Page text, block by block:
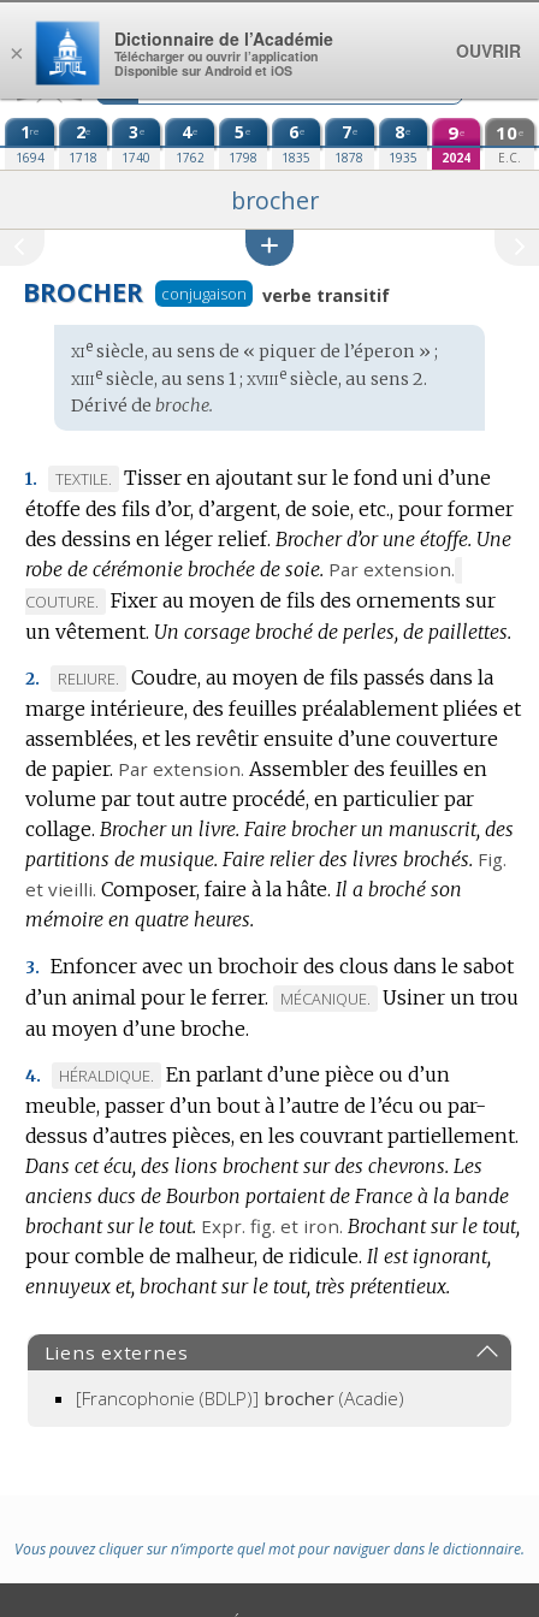
Aller au contenu
1re
1694
2e
1718
3e
1740
4e
1762
5e
1798
6e
1835
7e
1878
8e
1935
9e
2024
10e
E.C.
brocher
BROCHER conjugaison verbe transitif
Étymologie
:
xiesiècle, au sens de « piquer de l’éperon » ;
xiiiesiècle, au sens 1 ; xviiiesiècle, au sens 2.
Dérivé de broche.
1.
MARQUE
DE
DOMAINE
:
TEXTILE.
Tisser en ajoutant sur le fond uni d’une
étoffe des fils d’or, d’argent, de soie, etc., pour former
des dessins en léger relief. Brocher d’or une étoffe. Une
robe de cérémonie brochée de soie. Par extension.
DE
DOMAINE
COUTURE.
Fixer au moyen de fils des ornements sur
un vêtement. Un corsage broché de perles, de paillettes.
2.
MARQUE
DE
DOMAINE
:
RELIURE.
Coudre, au moyen de fils passés dans la
marge intérieure, des feuilles préalablement pliées et
assemblées, et les revêtir ensuite d’une couverture
de papier. Par extension. Assembler des feuilles en
volume par tout autre procédé, en particulier par
collage. Brocher un livre. Faire brocher un manuscrit, des
partitions de musique. Faire relier des livres brochés. Fig.
et vieilli. Composer, faire à la hâte. Il a broché son
mémoire en quatre heures.
3. Enfoncer avec un brochoir des clous dans le sabot
d’un animal pour le ferrer.
MARQUE
MÉCANIQUE.
Usiner un trou
au moyen d’une broche.
4.
MARQUE
DE
DOMAINE
:
HÉRALDIQUE.
En parlant d’une pièce ou d’un
meuble, passer d’un bout à l’autre de l’écu ou par-
dessus d’autres pièces, en les couvrant partiellement.
Dans cet écu, des lions brochent sur des chevrons. Les
anciens ducs de Bourbon portaient de France à la bande
brochant sur le tout. Expr. fig. et iron. Brochant sur le tout,
pour comble de malheur, de ridicule. Il est ignorant,
ennuyeux et, brochant sur le tout, très prétentieux.
Liens externes
[Francophonie (BDLP)] brocher (Acadie)
Vous pouvez cliquer sur n’importe quel mot pour naviguer dans le dictionnaire.
×
Dictionnaire de l’Académie
Télécharger ou ouvrir l’application
Disponible sur Android et iOS
OUVRIR